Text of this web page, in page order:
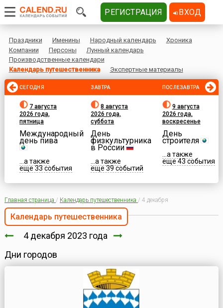
Праздники Именины Народный календарь
Хроника
Компании
Персоны
Лунный календарь
Производственные календари
Календарь путешественника
Экспертные материалы
СЕГОДНЯ
7 августа
2026 года,
пятница
Международный
день пива
...а также
еще 33 события
ЗАВТРА
8 августа
2026 года,
суббота
День
физкультурника
в России
...а также
еще 39 событий
ПОСЛЕЗАВТРА
9 августа
2026 года,
воскресенье
День
строителя
...а также
еще 43 события
Главная страница / Календарь путешественника / 4 декабря
Календарь путешественника
4 декабря 2023 года
Дни городов
РЕГИСТРАЦИЯ ВХОД